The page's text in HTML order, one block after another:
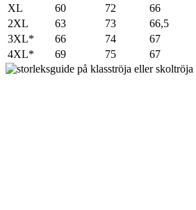
XL
60 72
66
2XL
63 73
66,5
3XL*
66 74
67
4XL*
69 75 67